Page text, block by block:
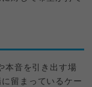
本音を引き出す場
留まっているケー